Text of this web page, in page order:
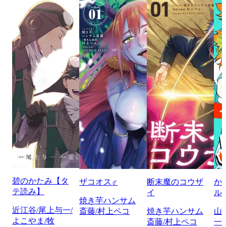
碧のかたみ【タ
テ読み】
近江谷/尾上与一/
よこやま/牧
ザコオス♂
焼き芋ハンサム
斎藤/村上ペコ
断末魔のコウザ
イ
焼き芋ハンサム
斎藤/村上ペコ
か
ル
山
一/